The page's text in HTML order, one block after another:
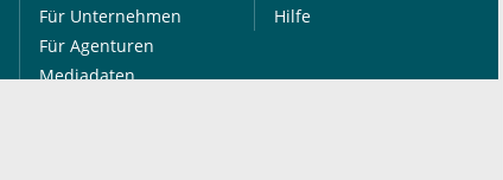
Für Unternehmen
Für Agenturen
Mediadaten
Hilfe